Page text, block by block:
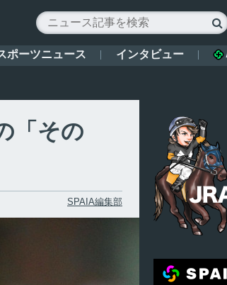

ポーツニュース インタビュー
「その
SPAIA編集部